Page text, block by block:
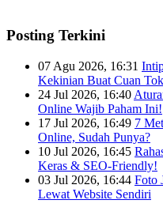
Posting Terkini
07 Agu 2026, 16:31
Kekinian Buat Cuan
24 Jul 2026, 16:40
Online Wajib Paham Ini!
17 Jul 2026, 16:49 7
Online, Sudah Punya?
10 Jul 2026, 16:45
Keras & SEO-Friendly!
03 Jul 2026, 16:44 Foto
Lewat Website Sendiri